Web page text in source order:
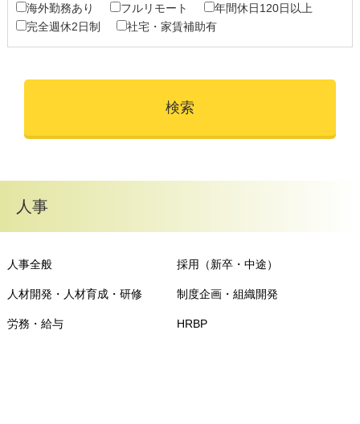
海外勤務あり
フルリモート
年間休日120日以上
完全週休2日制
社宅・家賃補助有
人事
人事全般 採用（新卒・中途）
人材開発・人材育成・研修 制度企画・組織開発
労務・給与 HRBP